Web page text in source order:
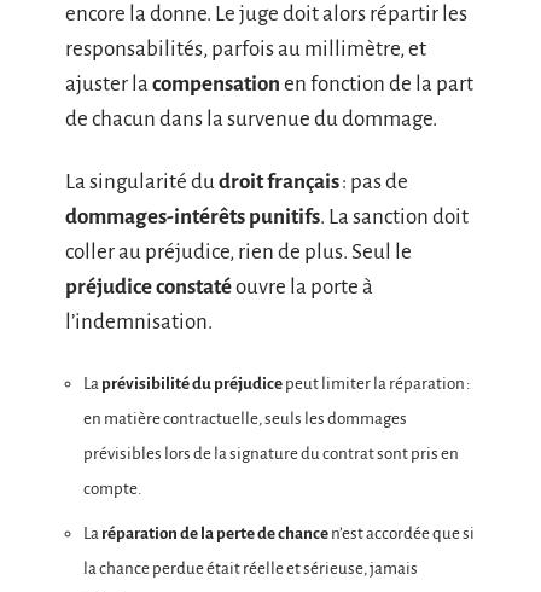
encore la donne. Le juge doit alors répartir les
responsabilités, parfois au millimètre, et
ajuster la compensation en fonction de la part
de chacun dans la survenue du dommage.
La singularité du droit français: pas de
dommages-intérêts punitifs. La sanction doit
coller au préjudice, rien de plus. Seul le
préjudice constatéouvre la porte à
l’indemnisation.
La prévisibilité du préjudice peut limiter la réparation :
en matière contractuelle, seuls les dommages
prévisibles lors de la signature du contrat sont pris en
compte.
La réparation de la perte de chance n’est accordée que si
la chance perdue était réelle et sérieuse, jamais